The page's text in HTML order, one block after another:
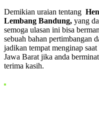
Demikian uraian tentang
Lembang Bandung, yang
semoga ulasan ini bisa
sebuah bahan pertimbangan
jadikan tempat menginap
Jawa Barat jika anda
terima kasih.